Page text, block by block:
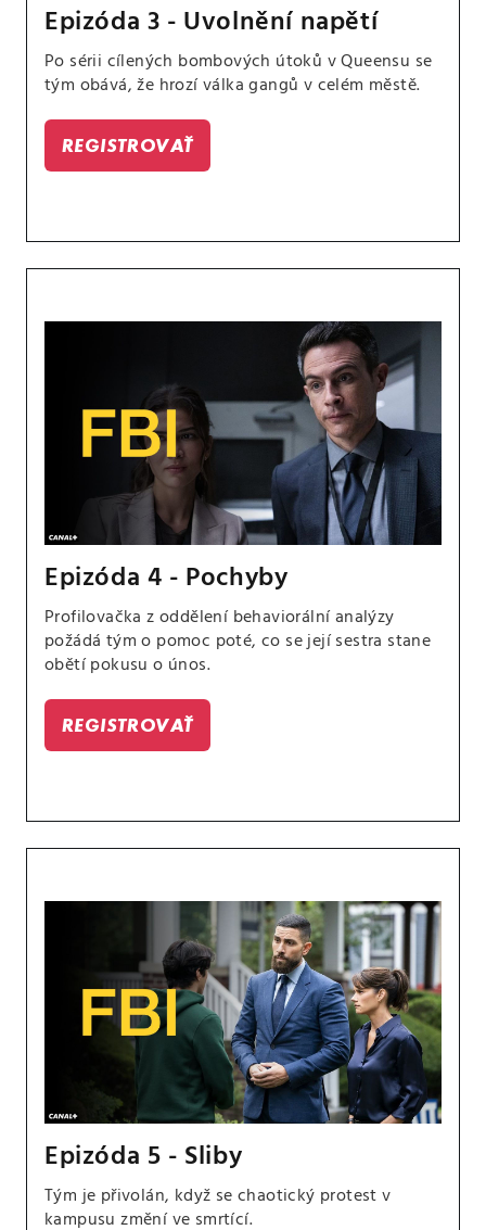
Epizóda 3 - Uvolnění napětí
Po sérii cílených bombových útoků v Queensu se
tým obává, že hrozí válka gangů v celém městě.
REGISTROVAŤ
Epizóda 4 - Pochyby
Profilovačka z oddělení behaviorální analýzy
požádá tým o pomoc poté, co se její sestra stane
obětí pokusu o únos.
REGISTROVAŤ
Epizóda 5 - Sliby
Tým je přivolán, když se chaotický protest v
kampusu změní ve smrtící.